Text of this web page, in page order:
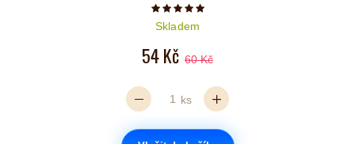
Počet hvězdiček je 5 z 5
Skladem
54 Kč 60 Kč
ks